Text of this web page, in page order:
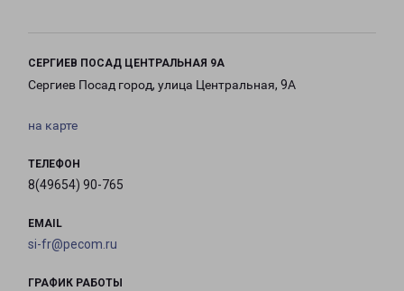
СЕРГИЕВ ПОСАД ЦЕНТРАЛЬНАЯ 9А
Сергиев Посад город, улица Центральная, 9А
на карте
ТЕЛЕФОН
8(49654) 90-765
EMAIL
si-fr@pecom.ru
ГРАФИК РАБОТЫ